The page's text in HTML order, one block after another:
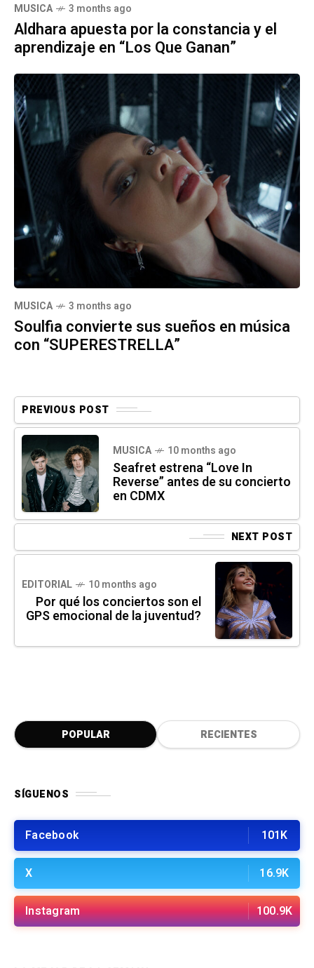
MUSICA 3 months ago
Aldhara apuesta por la constancia y el
aprendizaje en “Los Que Ganan”
MUSICA 3 months ago
Soulfia convierte sus sueños en música
con “SUPERESTRELLA”
PREVIOUS POST
MUSICA 10 months ago
Seafret estrena “Love In
Reverse” antes de su concierto
en CDMX
NEXT POST
EDITORIAL 10 months ago
Por qué los conciertos son el
GPS emocional de la juventud?
POPULAR RECIENTES
SÍGUENOS
Facebook 101K
X 16.9K
Instagram 100.9K